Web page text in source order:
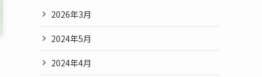
2026年3月
2024年5月
2024年4月